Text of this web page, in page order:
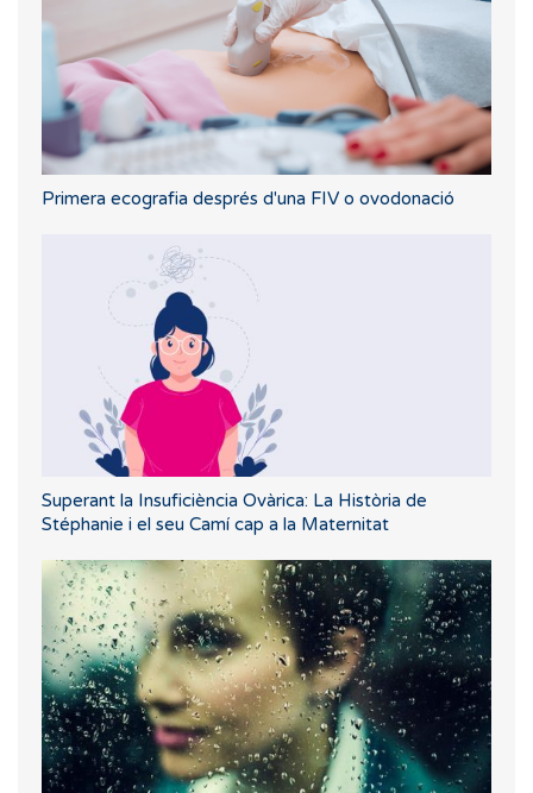
Primera ecografia després d'una FIV o ovodonació
Superant la Insuficiència Ovàrica: La Història de
Stéphanie i el seu Camí cap a la Maternitat